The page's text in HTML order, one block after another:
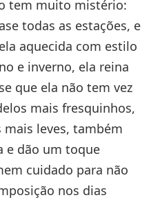
tem muito mistério:
todas as estações, e
aquecida com estilo
e inverno, ela reina
que ela não tem vez
mais fresquinhos,
leves, também
e dão um toque
cuidado para não
nos dias